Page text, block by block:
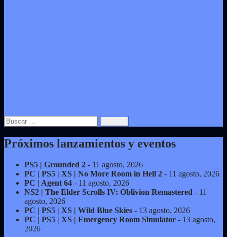
Buscar:
Próximos lanzamientos y eventos
PS5 | Grounded 2 - 11 agosto, 2026
PC | PS5 | XS | No More Room in Hell 2 - 11 agosto, 2026
PC | Agent 64 - 11 agosto, 2026
NS2 | The Elder Scrolls IV: Oblivion Remastered - 11
agosto, 2026
PC | PS5 | XS | Wild Blue Skies - 13 agosto, 2026
PC | PS5 | XS | Emergency Room Simulator - 13 agosto,
2026